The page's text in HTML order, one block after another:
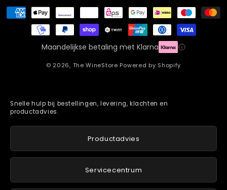
Betaalmethoden
Maandelijkse betaling met Klarna
© 2026, The WineStore Powered by Shopify
Snelle hulp bij bestellingen, levering, klachten en
productadvies.
Productadvies
Servicecentrum